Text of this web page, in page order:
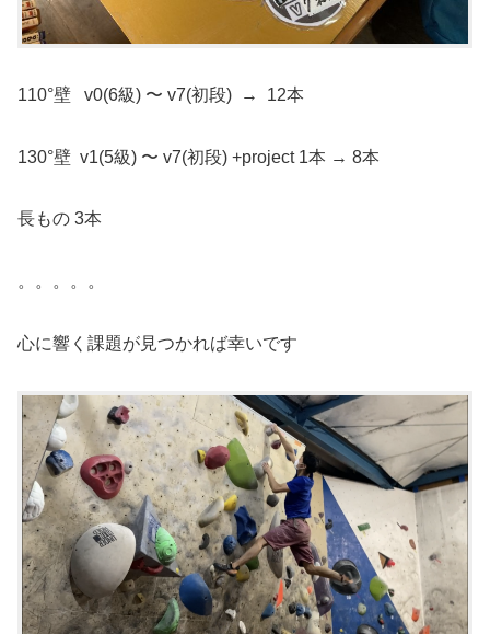
110°壁 v0(6級) 〜 v7(初段) → 12本
130°壁 v1(5級) 〜 v7(初段) +project 1本 → 8本
長もの 3本
。。。。。
心に響く課題が見つかれば幸いです